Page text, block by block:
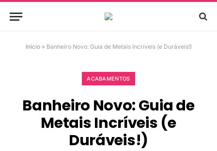
Início» Banheiro Novo: Guia de Metais Incríveis (e Duráveis!)
ACABAMENTOS
Banheiro Novo: Guia de
Metais Incríveis (e
Duráveis!)